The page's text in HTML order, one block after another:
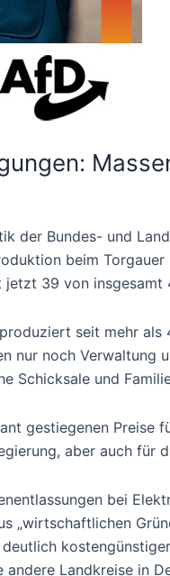
der Bundes- und
beim
39 von insgesamt
seit mehr
noch Verwaltung
Schicksale und
gestiegenen Preise
aber auch für
bei
„wirtschaftlichen
Landkreise in